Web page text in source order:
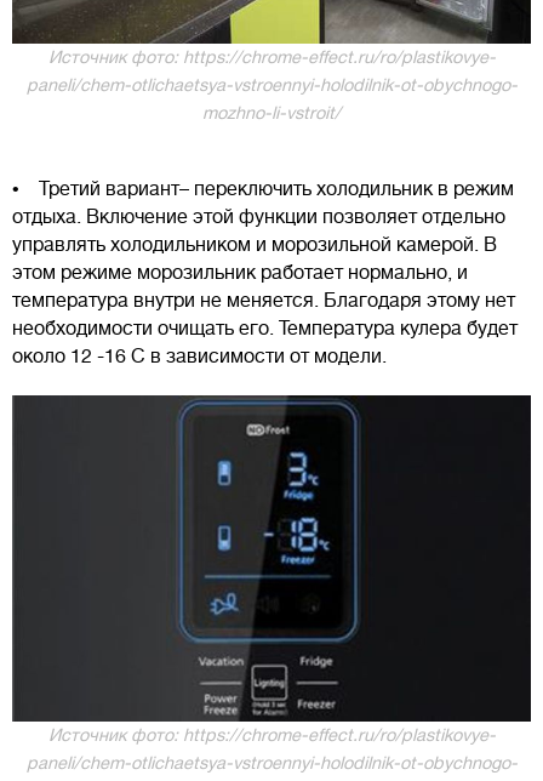
Источник фото: https://chrome-effect.ru/ro/plastikovye-
paneli/chem-otlichaetsya-vstroennyi-holodilnik-ot-obychnogo-
mozhno-li-vstroit/
• Третий вариант– переключить холодильник в режим
отдыха. Включение этой функции позволяет отдельно
управлять холодильником и морозильной камерой. В
этом режиме морозильник работает нормально, и
температура внутри не меняется. Благодаря этому нет
необходимости очищать его. Температура кулера будет
около 12 -16 C в зависимости от модели.
Источник фото: https://chrome-effect.ru/ro/plastikovye-
paneli/chem-otlichaetsya-vstroennyi-holodilnik-ot-obychnogo-